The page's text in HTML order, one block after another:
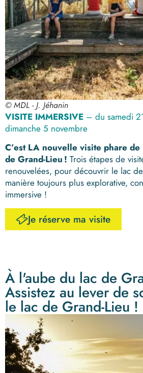
© MDL - J. Jéhanin
VISITE IMMERSIVE – du samedi
dimanche 5 novembre
C’est LA nouvelle visite phare de
de Grand-Lieu ! Trois étapes de
renouvelées, pour découvrir le lac
manière toujours plus explorative,
immersive !
Je réserve ma visite
À l'aube du lac de
Assistez au lever de
le lac de Grand-Lieu !